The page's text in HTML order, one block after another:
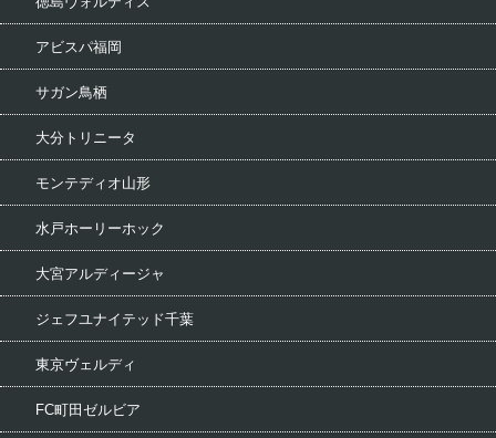
アビスパ福岡
サガン鳥栖
大分トリニータ
モンテディオ山形
水戸ホーリーホック
大宮アルディージャ
ジェフユナイテッド千葉
東京ヴェルディ
FC町田ゼルビア